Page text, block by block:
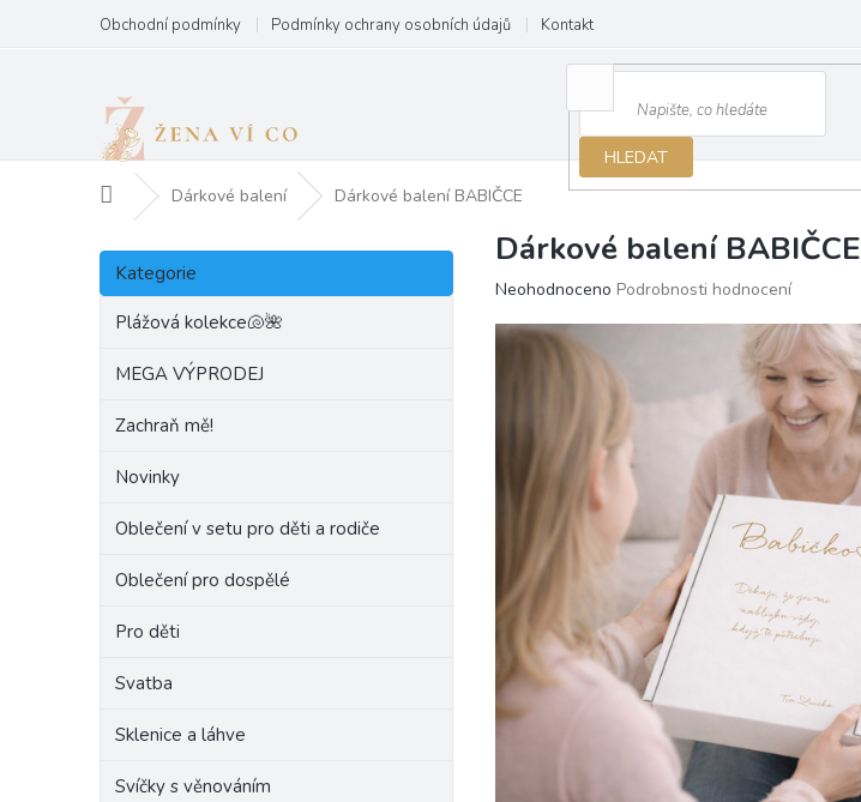
obsah
Obchodní podmínky Podmínky ochrany osobních údajů Kontakt
HLEDAT
Domů Dárkové balení Dárkové balení BABIČCE
P
s
Přeskočit
kategorie
Kategorie
Plážová kolekce🐚🌺
MEGA VÝPRODEJ
Zachraň mě!
Novinky
Oblečení v setu pro děti a rodiče
Oblečení pro dospělé
Pro děti
Svatba
Sklenice a láhve
Svíčky s věnováním
Dárkové balení BABIČCE
Průměrné
produktu
hvězdiček.
Neohodnoceno Podrobnosti hodnocení